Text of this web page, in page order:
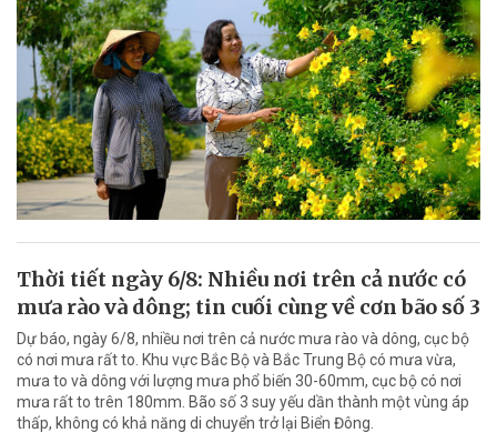
Thời tiết ngày 6/8: Nhiều nơi trên cả nước có
mưa rào và dông; tin cuối cùng về cơn bão số 3
Dự báo, ngày 6/8, nhiều nơi trên cả nước mưa rào và dông, cục bộ
có nơi mưa rất to. Khu vực Bắc Bộ và Bắc Trung Bộ có mưa vừa,
mưa to và dông với lượng mưa phổ biến 30-60mm, cục bộ có nơi
mưa rất to trên 180mm. Bão số 3 suy yếu dần thành một vùng áp
thấp, không có khả năng di chuyển trở lại Biển Đông.